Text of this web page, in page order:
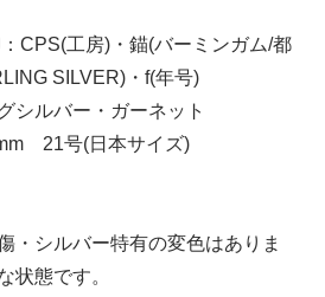
CPS(工房)・錨(バーミンガム/都
SILVER)・f(年号)
シルバー・ガーネット
21号(日本サイズ)
・シルバー特有の変色はありま
状態です。